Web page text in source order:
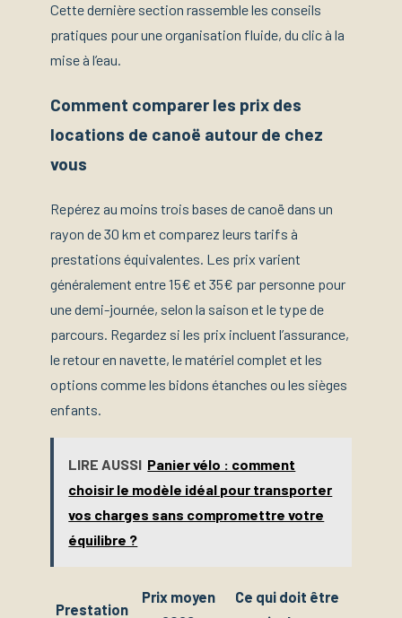
Cette dernière section rassemble les conseils
pratiques pour une organisation fluide, du clic à la
mise à l’eau.
Comment comparer les prix des
locations de canoë autour de chez
vous
Repérez au moins trois bases de canoë dans un
rayon de 30 km et comparez leurs tarifs à
prestations équivalentes. Les prix varient
généralement entre 15€ et 35€ par personne pour
une demi-journée, selon la saison et le type de
parcours. Regardez si les prix incluent l’assurance,
le retour en navette, le matériel complet et les
options comme les bidons étanches ou les sièges
enfants.
LIRE AUSSI Panier vélo : comment
choisir le modèle idéal pour transporter
vos charges sans compromettre votre
équilibre ?
Prestation
Prix moyen
Ce qui doit être